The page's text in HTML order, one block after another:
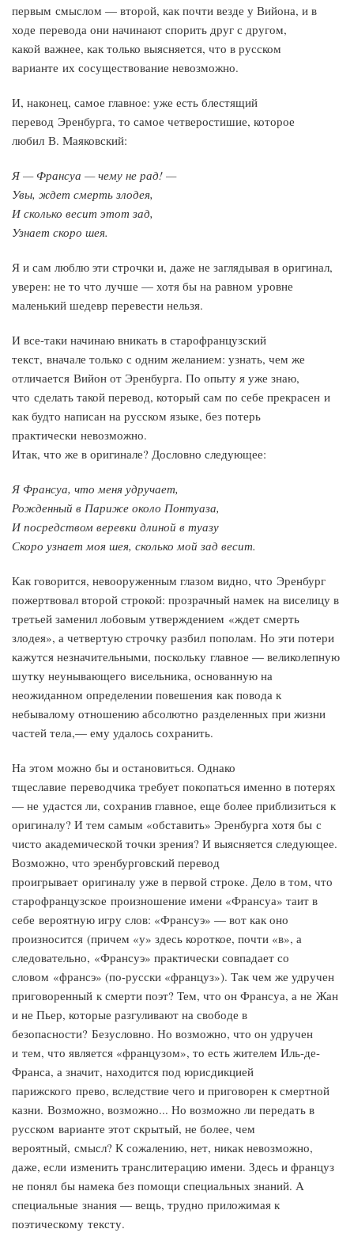
первым смыслом — второй, как почти везде у Вийона, и в
ходе перевода они начинают спорить друг с другом,
какой важнее, как только выясняется, что в русском
варианте их сосуществование невозможно.
И, наконец, самое главное: уже есть блестящий
перевод Эренбурга, то самое четверостишие, которое
любил В. Маяковский:
Я — Франсуа — чему не рад! —
Увы, ждет смерть злодея,
И сколько весит этот зад,
Узнает скоро шея.
Я и сам люблю эти строчки и, даже не заглядывая в оригинал,
уверен: не то что лучше — хотя бы на равном уровне
маленький шедевр перевести нельзя.
И все-таки начинаю вникать в старофранцузский
текст, вначале только с одним желанием: узнать, чем же
отличается Вийон от Эренбурга. По опыту я уже знаю,
что сделать такой перевод, который сам по себе прекрасен и
как будто написан на русском языке, без потерь
практически невозможно.
Итак, что же в оригинале? Дословно следующее:
Я Франсуа, что меня удручает,
Рожденный в Париже около Понтуаза,
И посредством веревки длиной в туазу
Скоро узнает моя шея, сколько мой зад весит.
Как говорится, невооруженным глазом видно, что Эренбург
пожертвовал второй строкой: прозрачный намек на виселицу в
третьей заменил лобовым утверждением «ждет смерть
злодея», а четвертую строчку разбил пополам. Но эти потери
кажутся незначительными, поскольку главное — великолепную
шутку неунывающего висельника, основанную на
неожиданном определении повешения как повода к
небывалому отношению абсолютно разделенных при жизни
частей тела,— ему удалось сохранить.
На этом можно бы и остановиться. Однако
тщеславие переводчика требует покопаться именно в потерях
— не удастся ли, сохранив главное, еще более приблизиться к
оригиналу? И тем самым «обставить» Эренбурга хотя бы с
чисто академической точки зрения? И выясняется следующее.
Возможно, что эренбурговский перевод
проигрывает оригиналу уже в первой строке. Дело в том, что
старофранцузское произношение имени «Франсуа» таит в
себе вероятную игру слов: «Франсуэ» — вот как оно
произносится (причем «у» здесь короткое, почти «в», а
следовательно, «Франсуэ» практически совпадает со
словом «франсэ» (по-русски «француз»). Так чем же удручен
приговоренный к смерти поэт? Тем, что он Франсуа, а не Жан
и не Пьер, которые разгуливают на свободе в
безопасности? Безусловно. Но возможно, что он удручен
и тем, что является «французом», то есть жителем Иль-де-
Франса, а значит, находится под юрисдикцией
парижского прево, вследствие чего и приговорен к смертной
казни. Возможно, возможно... Но возможно ли передать в
русском варианте этот скрытый, не более, чем
вероятный, смысл? К сожалению, нет, никак невозможно,
даже, если изменить транслитерацию имени. Здесь и француз
не понял бы намека без помощи специальных знаний. А
специальные знания — вещь, трудно приложимая к
поэтическому тексту.